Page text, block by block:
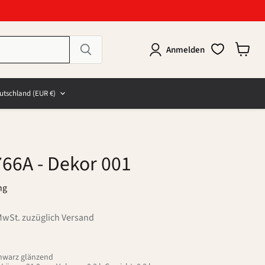
Anmelden
(EUR €)
- Dekor 001
zuzüglich Versand
glänzend